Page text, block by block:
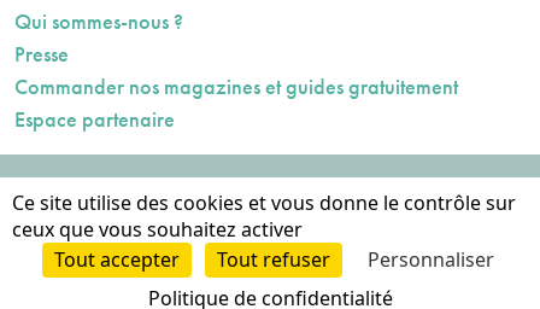
Qui sommes-nous ?
Presse
Commander nos magazines et guides gratuitement
Espace partenaire
Données personnelles
Cookies
Conception et hébergement AXN2023-2026
Ce site utilise des cookies et vous donne le contrôle sur
ceux que vous souhaitez activer
Tout accepter
Tout refuser
Personnaliser
Politique de confidentialité